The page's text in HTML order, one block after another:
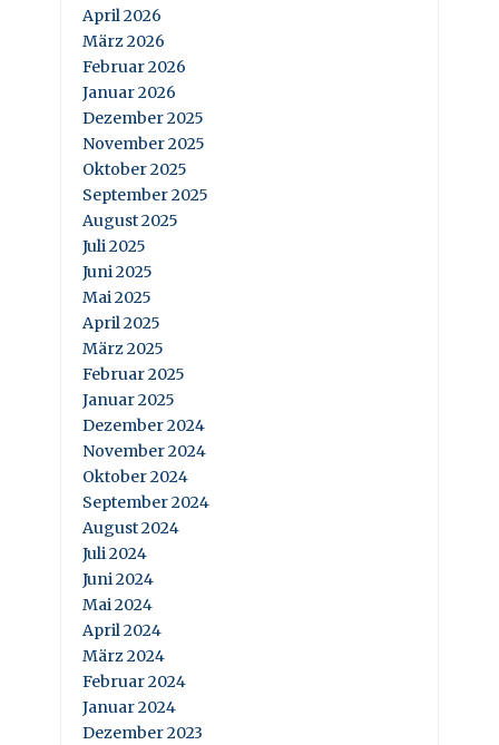
April 2026
März 2026
Februar 2026
Januar 2026
Dezember 2025
November 2025
Oktober 2025
September 2025
August 2025
Juli 2025
Juni 2025
Mai 2025
April 2025
März 2025
Februar 2025
Januar 2025
Dezember 2024
November 2024
Oktober 2024
September 2024
August 2024
Juli 2024
Juni 2024
Mai 2024
April 2024
März 2024
Februar 2024
Januar 2024
Dezember 2023